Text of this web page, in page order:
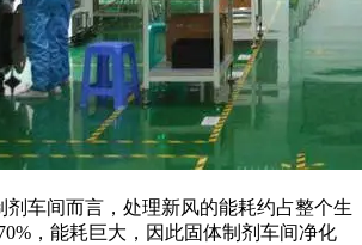
车间而言，处理新风的能耗约占整个生
，能耗巨大，因此固体制剂车间净化